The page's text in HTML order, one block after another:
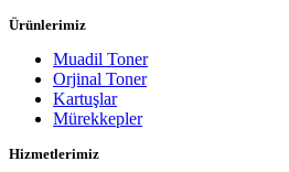
Ürünlerimiz
Muadil Toner
Orjinal Toner
Kartuşlar
Mürekkepler
Hizmetlerimiz